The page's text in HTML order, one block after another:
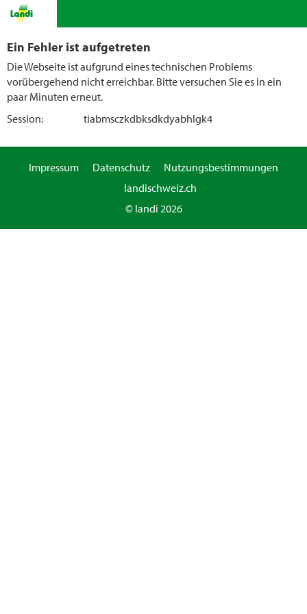
Ein Fehler ist aufgetreten
Die Webseite ist aufgrund eines technischen Problems
vorübergehend nicht erreichbar. Bitte versuchen Sie es in ein
paar Minuten erneut.
Session:
tiabmsczkdbksdkdyabhlgk4
Impressum Datenschutz
Nutzungsbestimmungen
landischweiz.ch
© landi 2026